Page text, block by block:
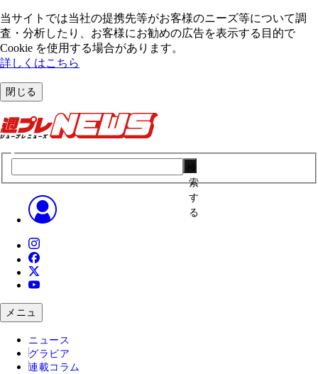
当サイトでは当社の提携先等がお客様のニーズ等について調
査・分析したり、お客様にお勧めの広告を表⽰する⽬的で
Cookie を使⽤する場合があります。
詳しくはこちら
閉じる
索
す
る
メニュ
ニュース
グラビア
連載コラム